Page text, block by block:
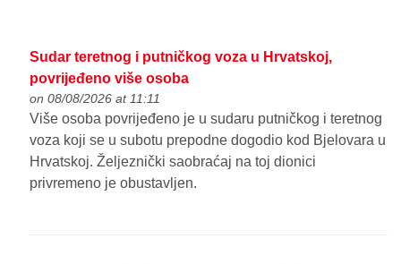
Sudar teretnog i putničkog voza u Hrvatskoj,
povrijeđeno više osoba
on 08/08/2026 at 11:11
Više osoba povrijeđeno je u sudaru putničkog i teretnog
voza koji se u subotu prepodne dogodio kod Bjelovara u
Hrvatskoj. Željeznički saobraćaj na toj dionici
privremeno je obustavljen.